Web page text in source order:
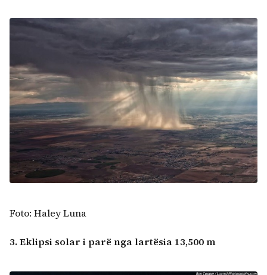
Foto: Haley Luna
3. Eklipsi solar i parë nga lartësia 13,500 m